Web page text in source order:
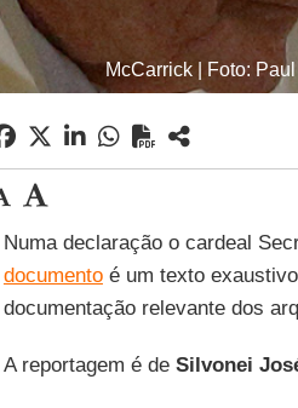
McCarrick | Foto:
Numa declaração o cardeal
documentoé um texto
documentação relevante dos
A reportagem é de Silvonei